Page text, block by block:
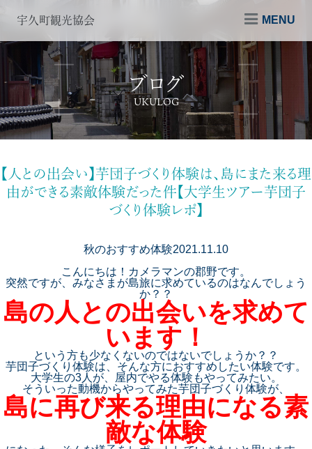
宇久町観光協会 MENU
ブログ
UKULOG
【人との出会い】芋団子づくり体験は、島にまた来る理
由ができる素敵体験だった件【大学生ツアー芋団子
づくり体験レポ】
秋のおすすめ体験2021.11.10
こんにちは！カメラマンの郡野です。
突然ですが、みなさまが島旅に求めているのはなんでしょう
か？？
島の人との出会いを求めて
います！
という方も少なくないのではないでしょうか？？
芋団子づくり体験は、そんな方におすすめしたい体験です。
大学生の3人が、屋内でやる体験もやってみたい。
そういった動機からやってみた芋団子づくり体験が、
島に再び来る理由になる素
敵な体験